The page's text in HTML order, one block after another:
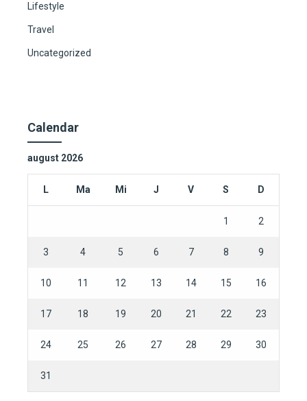
Lifestyle
Travel
Uncategorized
Calendar
august 2026
L Ma Mi J V S D
1 2
3 4 5 6 7 8 9
10 11 12 13 14 15 16
17 18 19 20 21 22 23
24 25 26 27 28 29 30
31